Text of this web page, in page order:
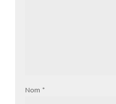
Nom *